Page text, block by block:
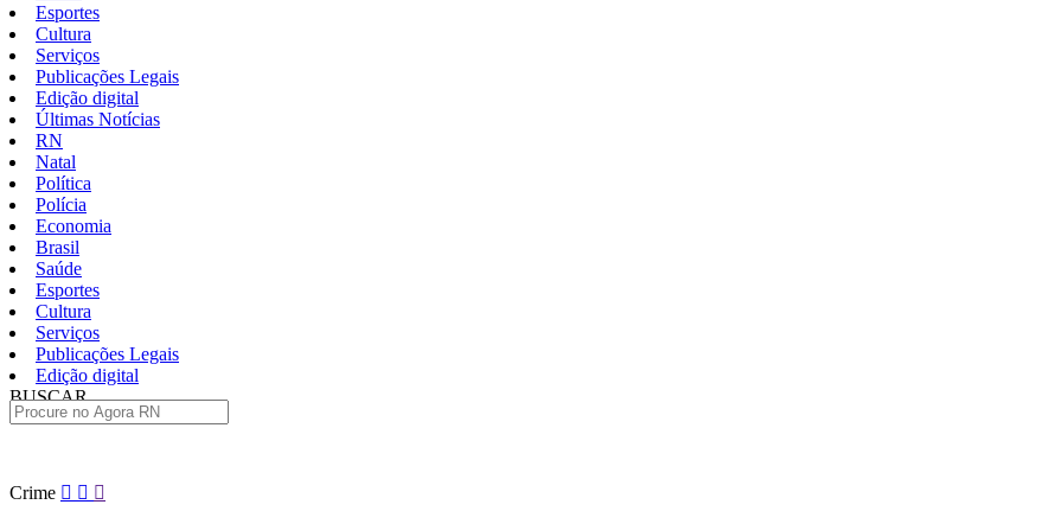
Esportes
Cultura
Serviços
Publicações Legais
Edição digital
Últimas Notícias
RN
Natal
Política
Polícia
Economia
Brasil
Saúde
Esportes
Cultura
Serviços
Publicações Legais
Edição digital
BUSCAR
Pular
Crime